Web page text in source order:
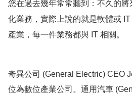
您在過去幾年常常聽到：不久的
化業務，實際上說的就是軟體或
產業，每一件業務都與 IT 相關。
奇異公司 (General Electric) CEO
位為數位產業公司。通用汽車